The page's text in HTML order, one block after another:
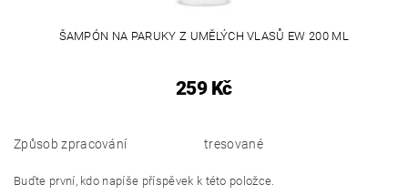
ŠAMPÓN NA PARUKY Z UMĚLÝCH VLASŮ EW 200 ML
259 Kč
Způsob zpracování tresované
Buďte první, kdo napíše příspěvek k této položce.